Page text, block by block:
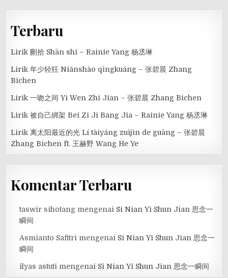
Terbaru
Lirik 刪拾 Shān shí – Rainie Yang 杨丞琳
Lirik 年少轻狂 Niánshào qīngkuáng – 张碧晨 Zhang
Bichen
Lirik 一吻之间 Yi Wen Zhi Jian – 张碧晨 Zhang Bichen
Lirik 被自己綁架 Bei Zi Ji Bang Jia – Rainie Yang 杨丞琳
Lirik 离太阳最近的光 Lí tàiyáng zuìjìn de guāng – 张碧晨
Zhang Bichen ft. 王赫野 Wang He Ye
Komentar Terbaru
taswir sihotang mengenai Si Nian Yi Shun Jian 思念一
瞬间
Asmianto Safitri mengenai Si Nian Yi Shun Jian 思念一
瞬间
ilyas astuti mengenai Si Nian Yi Shun Jian 思念一瞬间